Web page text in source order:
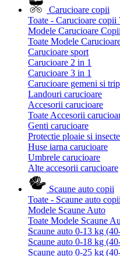
Carucioare copii
Toate - Carucioare copii
Modele Carucioare Copii
Toate Modele
Carucioare sport
Carucioare 2 in 1
Carucioare 3 in 1
Carucioare gemeni si
Landouri carucioare
Accesorii carucioare
Toate Accesorii
Genti carucioare
Protectie ploaie si insecte
Huse iarna carucioare
Umbrele carucioare
Alte accesorii carucioare
Scaune auto copii
Toate - Scaune auto copii
Modele Scaune Auto
Toate Modele Scaune
Scaune auto 0-13 kg
Scaune auto 0-18 kg
Scaune auto 0-25 kg